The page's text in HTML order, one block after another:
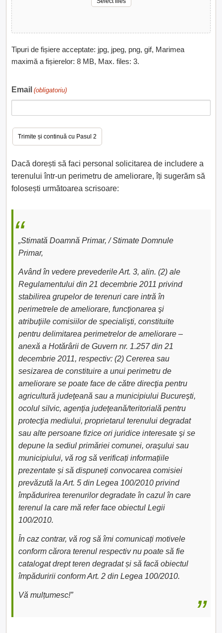
Tipuri de fișiere acceptate: jpg, jpeg, png, gif, Marimea
maximă a fișierelor: 8 MB, Max. files: 3.
Email (obligatoriu)
Dacă dorești să faci personal solicitarea de includere a
terenului într-un perimetru de ameliorare, îți sugerăm să
folosești următoarea scrisoare:
„Stimată Doamnă Primar, / Stimate Domnule
Primar,
Având în vedere prevederile Art. 3, alin. (2) ale
Regulamentului din 21 decembrie 2011 privind
stabilirea grupelor de terenuri care intră în
perimetrele de ameliorare, funcţionarea şi
atribuţiile comisiilor de specialişti, constituite
pentru delimitarea perimetrelor de ameliorare –
anexă a Hotărârii de Guvern nr. 1.257 din 21
decembrie 2011, respectiv: (2) Cererea sau
sesizarea de constituire a unui perimetru de
ameliorare se poate face de către direcţia pentru
agricultură judeţeană sau a municipiului Bucureşti,
ocolul silvic, agenţia judeţeană/teritorială pentru
protecţia mediului, proprietarul terenului degradat
sau alte persoane fizice ori juridice interesate şi se
depune la sediul primăriei comunei, oraşului sau
municipiului, vă rog să verificați informațiile
prezentate și să dispuneți convocarea comisiei
prevăzută la Art. 5 din Legea 100/2010 privind
împădurirea terenurilor degradate în cazul în care
terenul la care mă refer face obiectul Legii
100/2010.
În caz contrar, vă rog să îmi comunicați motivele
conform cărora terenul respectiv nu poate să fie
catalogat drept teren degradat și să facă obiectul
împăduririi conform Art. 2 din Legea 100/2010.
Vă mulțumesc!”